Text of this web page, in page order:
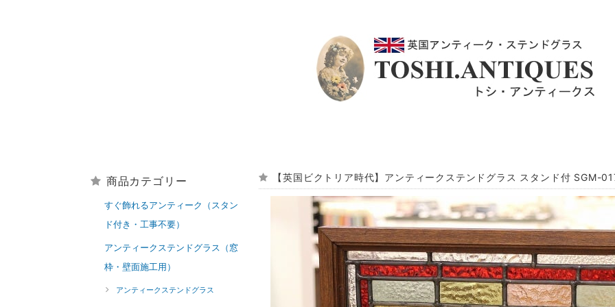
商品カテゴリー
すぐ飾れるアンティーク（スタン
ド付き・工事不要）
アンティークステンドグラス（窓
枠・壁面施工用）
アンティークステンドグラス
【英国ビクトリア時代】アンティークステンドグラス スタンド付 SGM-